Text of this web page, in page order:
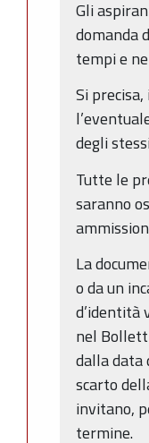
Gli
domanda
tempi e
Si
degli
Tutte le
saranno
La
o da un
d’identità
nel
dalla data
scarto
invitano,
termine.